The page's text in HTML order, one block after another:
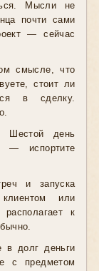
Мысли не
почти сами
— сейчас
смысле, что
стоит ли
в сделку.
Шестой день
— испортите
и запуска
или
к
в долг деньги
с предметом